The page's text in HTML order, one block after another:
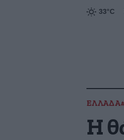
ΕΛΛΑΔΑ
Η